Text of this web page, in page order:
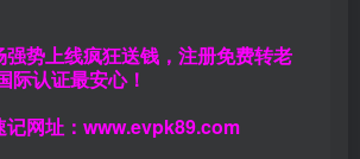
强势上线疯狂送钱，注册免费转老
际认证最安心！
网址： www.evpk89.com